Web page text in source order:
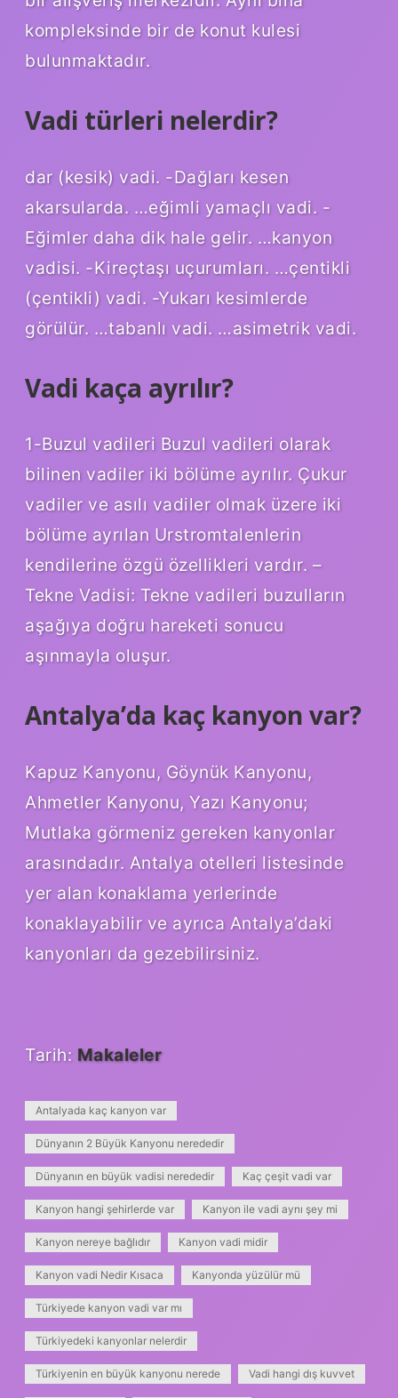
kompleksinde bir de konut kulesi
bulunmaktadır.
Vadi türleri nelerdir?
dar (kesik) vadi. -Dağları kesen
akarsularda. …eğimli yamaçlı vadi. -
Eğimler daha dik hale gelir. …kanyon
vadisi. -Kireçtaşı uçurumları. …çentikli
(çentikli) vadi. -Yukarı kesimlerde
görülür. …tabanlı vadi. …asimetrik vadi.
Vadi kaça ayrılır?
1-Buzul vadileri Buzul vadileri olarak
bilinen vadiler iki bölüme ayrılır. Çukur
vadiler ve asılı vadiler olmak üzere iki
bölüme ayrılan Urstromtalenlerin
kendilerine özgü özellikleri vardır. –
Tekne Vadisi: Tekne vadileri buzulların
aşağıya doğru hareketi sonucu
aşınmayla oluşur.
Antalya’da kaç kanyon var?
Kapuz Kanyonu, Göynük Kanyonu,
Ahmetler Kanyonu, Yazı Kanyonu;
Mutlaka görmeniz gereken kanyonlar
arasındadır. Antalya otelleri listesinde
yer alan konaklama yerlerinde
konaklayabilir ve ayrıca Antalya’daki
kanyonları da gezebilirsiniz.
Tarih: Makaleler
Antalyada kaç kanyon var
Dünyanın 2 Büyük Kanyonu nerededir
Dünyanın en büyük vadisi nerededir Kaç çeşit vadi var
Kanyon hangi şehirlerde var Kanyon ile vadi aynı şey mi
Kanyon nereye bağlıdır Kanyon vadi midir
Kanyon vadi Nedir Kısaca Kanyonda yüzülür mü
Türkiyede kanyon vadi var mı
Türkiyedeki kanyonlar nelerdir
Türkiyenin en büyük kanyonu nerede Vadi hangi dış kuvvet